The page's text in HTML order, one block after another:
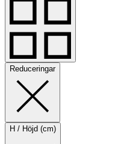
Reduceringar
H / Höjd (cm)